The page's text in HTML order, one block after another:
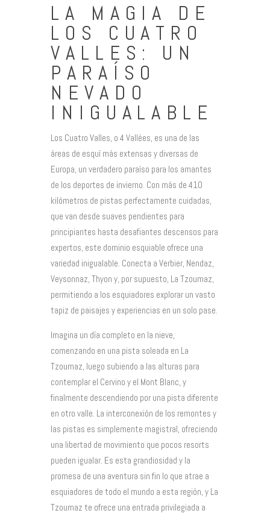
LA MAGIA DE
LOS CUATRO
VALLES: UN
PARAÍSO
NEVADO
INIGUALABLE
Los Cuatro Valles, o 4 Vallées, es una de las
áreas de esquí más extensas y diversas de
Europa, un verdadero paraíso para los amantes
de los deportes de invierno. Con más de 410
kilómetros de pistas perfectamente cuidadas,
que van desde suaves pendientes para
principiantes hasta desafiantes descensos para
expertos, este dominio esquiable ofrece una
variedad inigualable. Conecta a Verbier, Nendaz,
Veysonnaz, Thyon y, por supuesto, La Tzoumaz,
permitiendo a los esquiadores explorar un vasto
tapiz de paisajes y experiencias en un solo pase.
Imagina un día completo en la nieve,
comenzando en una pista soleada en La
Tzoumaz, luego subiendo a las alturas para
contemplar el Cervino y el Mont Blanc, y
finalmente descendiendo por una pista diferente
en otro valle. La interconexión de los remontes y
las pistas es simplemente magistral, ofreciendo
una libertad de movimiento que pocos resorts
pueden igualar. Es esta grandiosidad y la
promesa de una aventura sin fin lo que atrae a
esquiadores de todo el mundo a esta región, y La
Tzoumaz te ofrece una entrada privilegiada a